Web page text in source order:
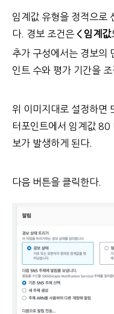
임계값 유형을 정적으로
다. 경보 조건은 < 임계값
추가 구성에서는 경보의
인트 수와 평가 기간을 조
위 이미지대로 설정하면
터포인트에서 임계값 80
보가 발생하게 된다.
다음 버튼을 클릭한다.